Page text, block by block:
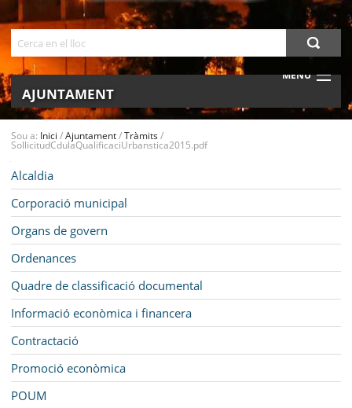
MENU
AJUNTAMENT
BELL-LLOC SOLUCIONA
Sou a: Inici /Ajuntament/Tràmits/
SollicitudCdulaQualificaciUrbanstica2015.pdf
Alcaldia
Corporació municipal
Organs de govern
Ordenances
Quadre de classificació documental
Informació econòmica i financera
Contractació
Promoció econòmica
POUM